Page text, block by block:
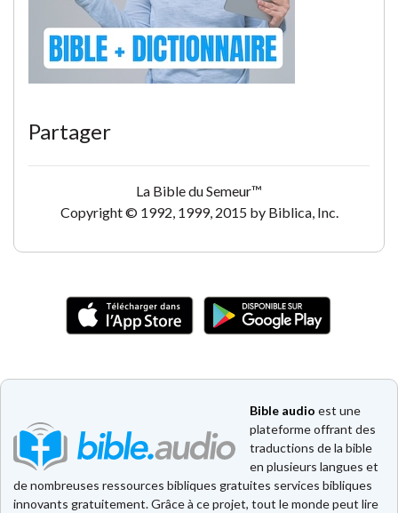
Partager
La Bible du Semeur™
Copyright © 1992, 1999, 2015 by Biblica, Inc.
Bible audio est une
plateforme offrant des
traductions de la bible
en plusieurs langues et
de nombreuses ressources bibliques gratuites services bibliques
innovants gratuitement. Grâce à ce projet, tout le monde peut lire